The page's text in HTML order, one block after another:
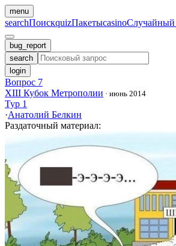
menu
searchПоискquizПакетыcasinoСлучайный
bug_report
search
login
Вопрос 7
XIII Кубок Метрополии · июнь 2014
Тур 1
·Анатолий Белкин
Раздаточный материал: